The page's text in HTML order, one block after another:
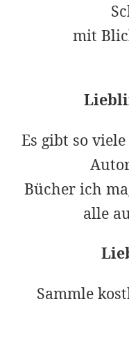
mit
Es gibt so
Bücher ich
alle
Sammle